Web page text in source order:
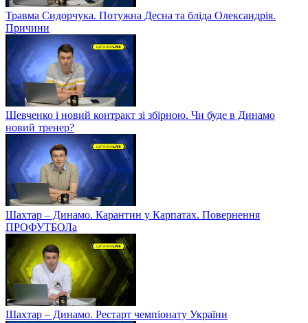
Травма Сидорчука. Потужна Десна та бліда Олександрія.
Причини
Шевченко і новий контракт зі збірною. Чи буде в Динамо
новий тренер?
Шахтар – Динамо. Карантин у Карпатах. Повернення
ПРОФУТБОЛа
Шахтар – Динамо. Рестарт чемпіонату України